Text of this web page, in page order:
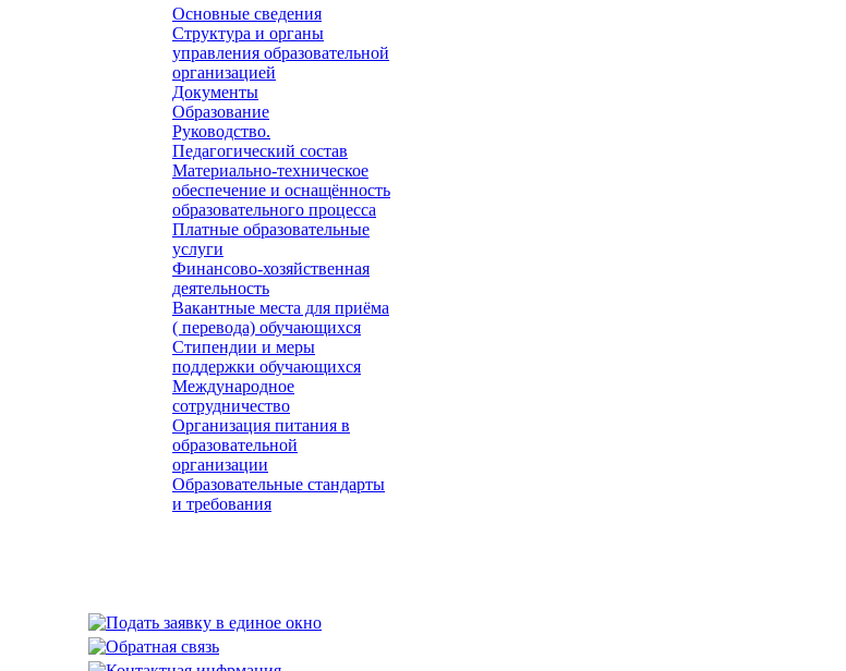
Основные сведения
Структура и органы
управления образовательной
организацией
Документы
Образование
Руководство.
Педагогический состав
Материально-техническое
обеспечение и оснащённость
образовательного процесса
Платные образовательные
услуги
Финансово-хозяйственная
деятельность
Вакантные места для приёма
( перевода) обучающихся
Стипендии и меры
поддержки обучающихся
Международное
сотрудничество
Организация питания в
образовательной
организации
Образовательные стандарты
и требования